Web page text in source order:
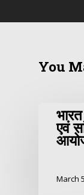
You
एवं
March